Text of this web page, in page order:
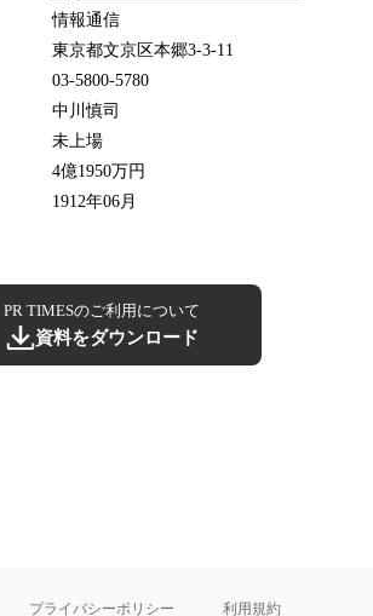
情報通信
東京都文京区本郷3-3-11
03-5800-5780
中川慎司
未上場
4億1950万円
1912年06月
PR TIMESのご利用について
資料をダウンロード
プライバシーポリシー 利用規約